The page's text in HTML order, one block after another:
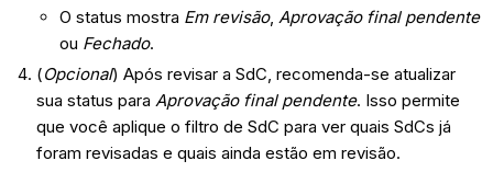
O status mostra Em revisão, Aprovação final pendente
ou Fechado.
(Opcional) Após revisar a SdC, recomenda-se atualizar
sua status para Aprovação final pendente. Isso permite
que você aplique o filtro de SdC para ver quais SdCs já
foram revisadas e quais ainda estão em revisão.